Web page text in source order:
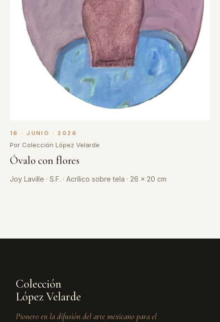
16 · JUNIO · 2026
Por Colección López Velarde
Óvalo con flores
Joy Laville · S.F. · Acrílico sobre tela · 26 x 20 cm
Colección
López Velarde
Pionero en la difusión del arte mexicano para el